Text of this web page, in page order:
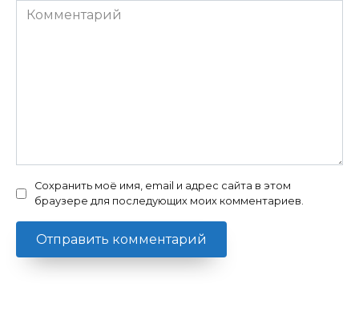
Комментарий
Сохранить моё имя, email и адрес сайта в этом
браузере для последующих моих комментариев.